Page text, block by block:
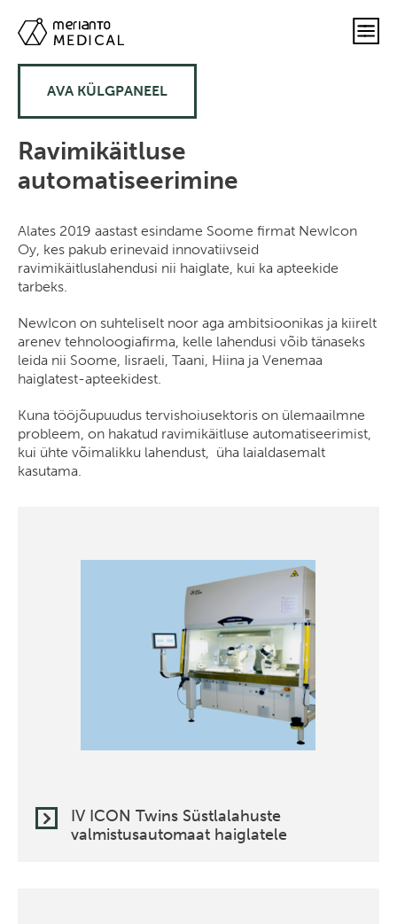
AVA KÜLGPANEEL
Ravimikäitluse
automatiseerimine
Alates 2019 aastast esindame Soome firmat NewIcon
Oy, kes pakub erinevaid innovatiivseid
ravimikäitluslahendusi nii haiglate, kui ka apteekide
tarbeks.
NewIcon on suhteliselt noor aga ambitsioonikas ja kiirelt
arenev tehnoloogiafirma, kelle lahendusi võib tänaseks
leida nii Soome, Iisraeli, Taani, Hiina ja Venemaa
haiglatest-apteekidest.
Kuna tööjõupuudus tervishoiusektoris on ülemaailmne
probleem, on hakatud ravimikäitluse automatiseerimist,
kui ühte võimalikku lahendust, üha laialdasemalt
kasutama.
IV ICON Twins Süstlalahuste
valmistusautomaat haiglatele